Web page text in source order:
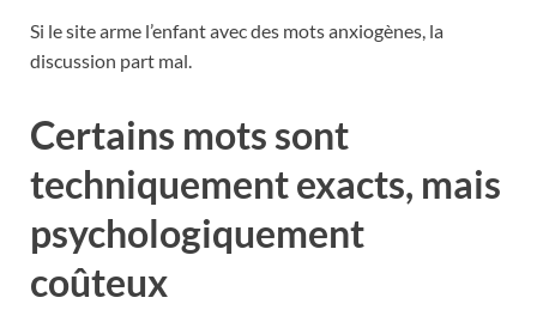
Si le site arme l’enfant avec des mots anxiogènes, la
discussion part mal.
Certains mots sont
techniquement exacts, mais
psychologiquement
coûteux